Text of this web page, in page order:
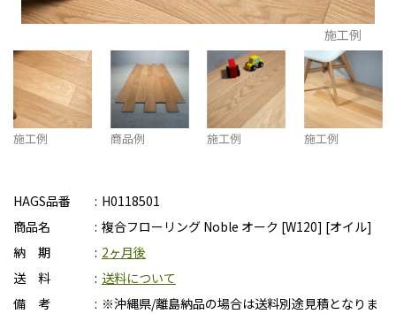
施工例
施工例 商品例 施工例 施工例
HAGS品番
H0118501
商品名
複合フローリング Noble オーク [W120] [オイル]
納 期
2ヶ月後
送 料
送料について
備 考
※沖縄県/離島納品の場合は送料別途見積となりま